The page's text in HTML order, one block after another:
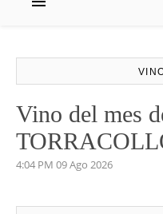
Vino del mes
4:04 PM 09 Ago 2026